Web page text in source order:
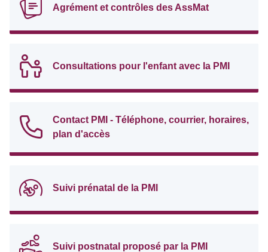
Agrément et contrôles des AssMat
Consultations pour l'enfant avec la PMI
Contact PMI - Téléphone, courrier, horaires,
plan d'accès
Suivi prénatal de la PMI
Suivi postnatal proposé par la PMI